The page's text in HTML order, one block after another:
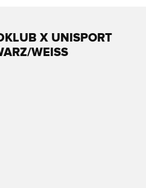
X UNISPORT
WEISS